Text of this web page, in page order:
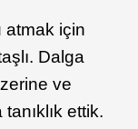
atmak için
Dalga
ve
ettik.